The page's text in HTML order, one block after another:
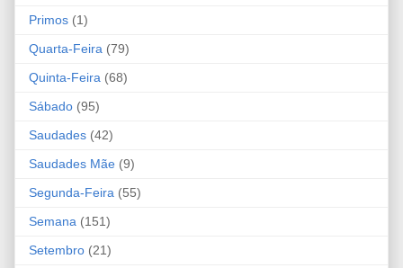
Primos (1)
Quarta-Feira (79)
Quinta-Feira (68)
Sábado (95)
Saudades (42)
Saudades Mãe (9)
Segunda-Feira (55)
Semana (151)
Setembro (21)